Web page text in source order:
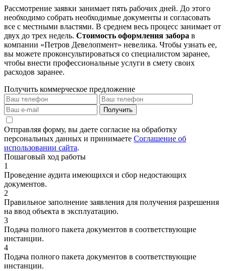
Рассмотрение заявки занимает пять рабочих дней. До этого
необходимо собрать необходимые документы и согласовать
все с местными властями. В среднем весь процесс занимает от
двух до трех недель. Стоимость оформления забора в
компании «Петров Девелопмент» невелика. Чтобы узнать ее,
вы можете проконсультироваться со специалистом заранее,
чтобы внести профессиональные услуги в смету своих
расходов заранее.
Получить коммерческое предложение
Получить
Отправляя форму, вы даете согласие на обработку
персональных данных и принимаете Соглашение об
использовании сайта.
Пошаговый ход работы
1
Проведение аудита имеющихся и сбор недостающих
документов.
2
Правильное заполнение заявления для получения разрешения
на ввод объекта в эксплуатацию.
3
Подача полного пакета документов в соответствующие
инстанции.
4
Подача полного пакета документов в соответствующие
инстанции.